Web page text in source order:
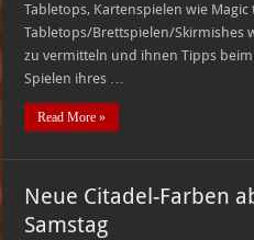
Tabletops, Kartenspielen wie
Tabletops/Brettspielen/Skirmishes
zu vermitteln und ihnen Tipps
Spielen ihres …
Read More »
Neue Citadel-Farben
Samstag